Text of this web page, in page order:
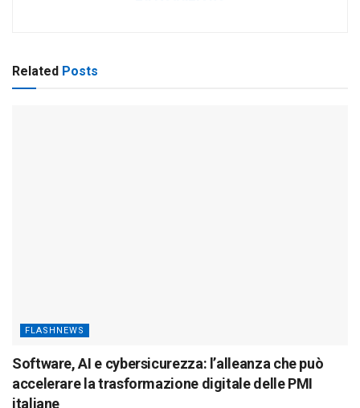
Related Posts
FLASHNEWS
Software, AI e cybersicurezza: l’alleanza che può
accelerare la trasformazione digitale delle PMI
italiane